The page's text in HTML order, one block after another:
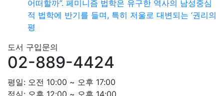
어떠할까”. 페미니즘 법학은 유구한 역사의 남성중심
적 법학에 반기를 들며, 특히 저울로 대변되는 ‘권리의
평
도서 구입문의
02-889-4424
평일: 오전 10:00 ~ 오후 17:00
점심: 오후 12:00 ~ 오후 14:00